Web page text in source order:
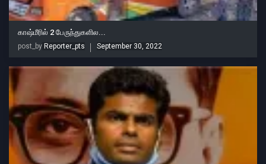
காஷ்மீரில் 2 பேருந்துகளில...
post_by Reporter_pts September 30, 2022